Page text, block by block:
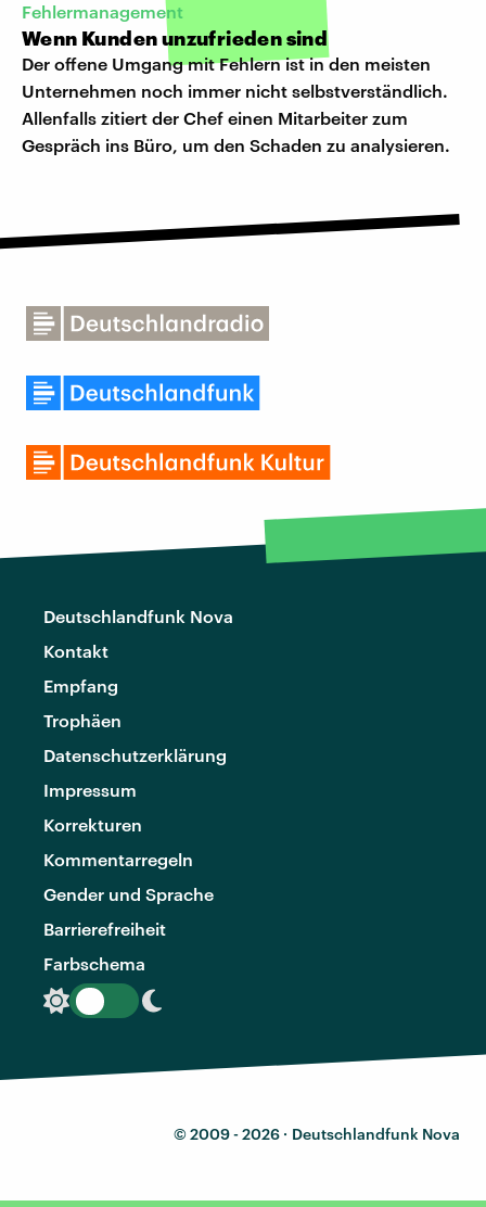
Fehlermanagement
Wenn Kunden unzufrieden sind
Der offene Umgang mit Fehlern ist in den meisten
Unternehmen noch immer nicht selbstverständlich.
Allenfalls zitiert der Chef einen Mitarbeiter zum
Gespräch ins Büro, um den Schaden zu analysieren.
Deutschlandfunk Nova
Kontakt
Empfang
Trophäen
Datenschutzerklärung
Impressum
Korrekturen
Kommentarregeln
Gender und Sprache
Barrierefreiheit
Farbschema
© 2009 - 2026 · Deutschlandfunk Nova